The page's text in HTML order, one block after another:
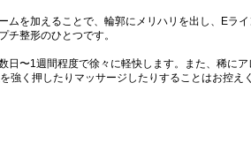
を加えることで、輪郭にメリハリを出し、Eラ
整形のひとつです。
〜1週間程度で徐々に軽快します。また、稀に
く押したりマッサージしたりすることはお控え